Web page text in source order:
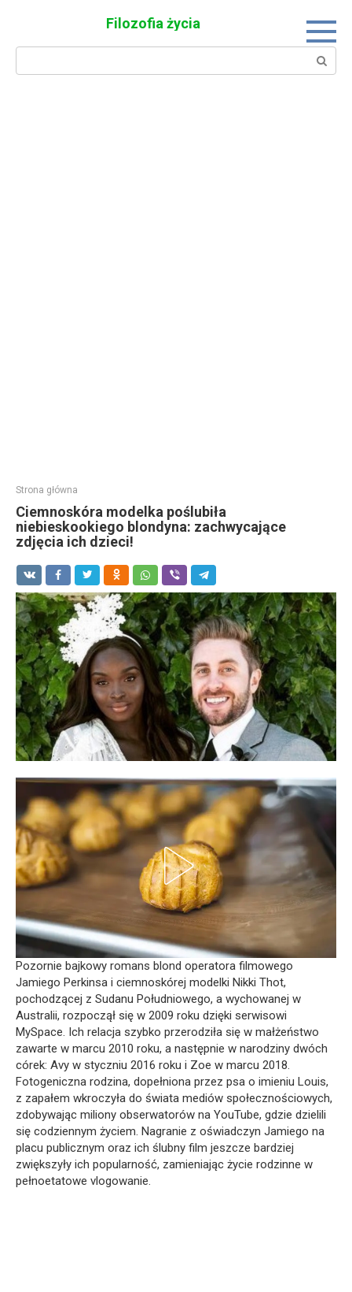
Filozofia życia
Search:
Strona główna
Ciemnoskóra modelka poślubiła
niebieskookiego blondyna: zachwycające
zdjęcia ich dzieci!
Pozornie bajkowy romans blond operatora filmowego
Jamiego Perkinsa i ciemnoskórej modelki Nikki Thot,
pochodzącej z Sudanu Południowego, a wychowanej w
Australii, rozpoczął się w 2009 roku dzięki serwisowi
MySpace. Ich relacja szybko przerodziła się w małżeństwo
zawarte w marcu 2010 roku, a następnie w narodziny dwóch
córek: Avy w styczniu 2016 roku i Zoe w marcu 2018.
Fotogeniczna rodzina, dopełniona przez psa o imieniu Louis,
z zapałem wkroczyła do świata mediów społecznościowych,
zdobywając miliony obserwatorów na YouTube, gdzie dzielili
się codziennym życiem. Nagranie z oświadczyn Jamiego na
placu publicznym oraz ich ślubny film jeszcze bardziej
zwiększyły ich popularność, zamieniając życie rodzinne w
pełnoetatowe vlogowanie.